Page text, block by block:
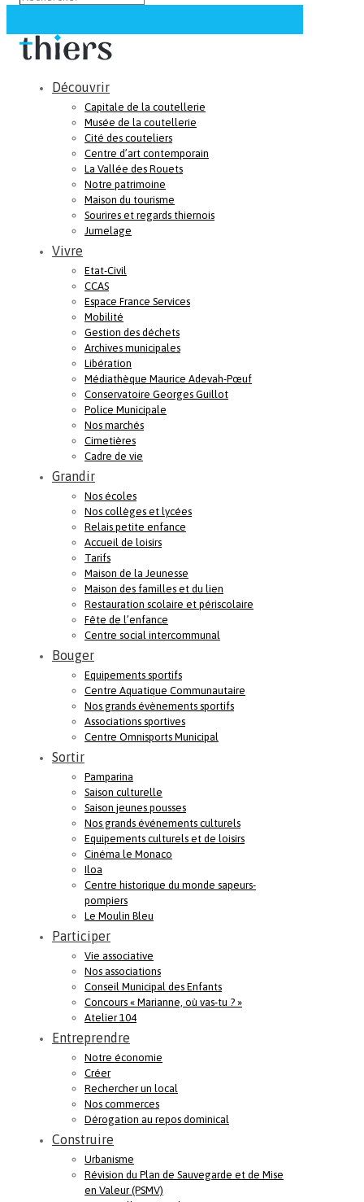
Découvrir
Capitale de la coutellerie
Musée de la coutellerie
Cité des couteliers
Centre d’art contemporain
La Vallée des Rouets
Notre patrimoine
Maison du tourisme
Sourires et regards thiernois
Jumelage
Vivre
Etat-Civil
CCAS
Espace France Services
Mobilité
Gestion des déchets
Archives municipales
Libération
Médiathèque Maurice Adevah-Pœuf
Conservatoire Georges Guillot
Police Municipale
Nos marchés
Cimetières
Cadre de vie
Grandir
Nos écoles
Nos collèges et lycées
Relais petite enfance
Accueil de loisirs
Tarifs
Maison de la Jeunesse
Maison des familles et du lien
Restauration scolaire et périscolaire
Fête de l’enfance
Centre social intercommunal
Bouger
Equipements sportifs
Centre Aquatique Communautaire
Nos grands évènements sportifs
Associations sportives
Centre Omnisports Municipal
Sortir
Pamparina
Saison culturelle
Saison jeunes pousses
Nos grands événements culturels
Equipements culturels et de loisirs
Cinéma le Monaco
Iloa
Centre historique du monde sapeurs-
pompiers
Le Moulin Bleu
Participer
Vie associative
Nos associations
Conseil Municipal des Enfants
Concours « Marianne, où vas-tu ? »
Atelier 104
Entreprendre
Notre économie
Créer
Rechercher un local
Nos commerces
Dérogation au repos dominical
Construire
Urbanisme
Révision du Plan de Sauvegarde et de Mise
en Valeur (PSMV)